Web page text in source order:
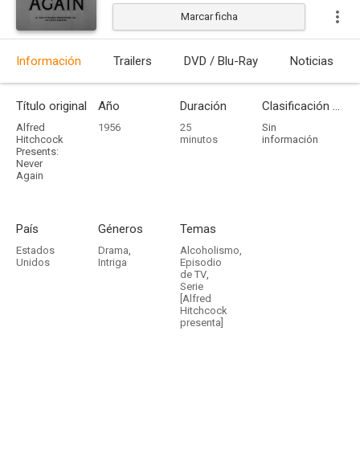
Marcar ficha
Información Trailers DVD / Blu-Ray Noticias
Título original
Alfred
Hitchcock
Presents:
Never
Again
Año
1956
Duración
25
minutos
Clasificación por edades
Sin
información
País
Estados
Unidos
Géneros
Drama,
Intriga
Temas
Alcoholismo,
Episodio
de TV,
Serie
[Alfred
Hitchcock
presenta]